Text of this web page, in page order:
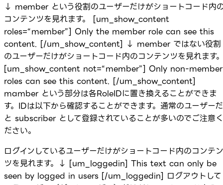
↓ member という役割のユーザーだけがショートコード内
コンテンツを見れます。 [um_show_content
roles=“member”] Only the member role can see this
content. [/um_show_content] ↓ member ではない役割
のユーザーだけがショートコード内のコンテンツを見れます
[um_show_content not=“member”] Only non-member
roles can see this content. [/um_show_content]
mamber という部分は各RoleIDに置き換えることができま
す。IDは以下から確認することができます。通常のユーザーだ
と subscriber として登録されていることが多いのでご注意く
ださい。
ログインしているユーザーだけがショートコード内のコンテン
ツを見れます。↓ [um_loggedin] This text can only be
seen by logged in users [/um_loggedin] ログアウトして